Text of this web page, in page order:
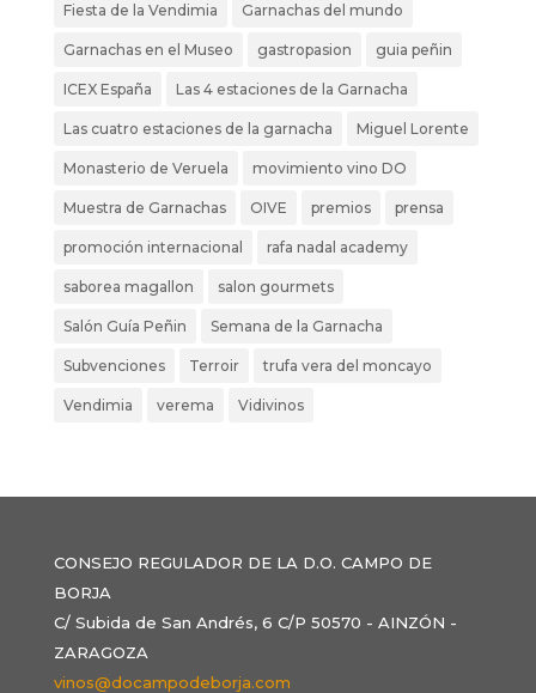
Fiesta de la Vendimia Garnachas del mundo
Garnachas en el Museo gastropasion guia peñin
ICEX España Las 4 estaciones de la Garnacha
Las cuatro estaciones de la garnacha Miguel Lorente
Monasterio de Veruela movimiento vino DO
Muestra de Garnachas OIVE premios prensa
promoción internacional rafa nadal academy
saborea magallon salon gourmets
Salón Guía Peñin Semana de la Garnacha
Subvenciones Terroir trufa vera del moncayo
Vendimia verema Vidivinos
CONSEJO REGULADOR DE LA D.O. CAMPO DE
BORJA
C/ Subida de San Andrés, 6 C/P 50570 - AINZÓN -
ZARAGOZA
vinos@docampodeborja.com